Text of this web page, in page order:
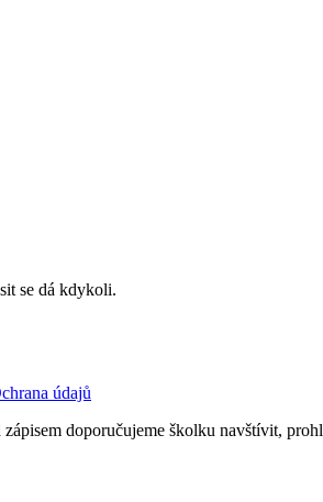
se dá kdykoli.
údajů
doporučujeme školku navštívit,